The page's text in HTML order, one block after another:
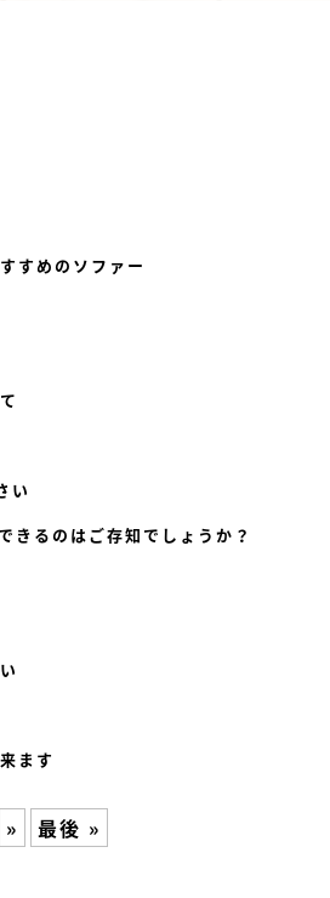
すめのソファー
い
きるのはご存知でしょうか？
ます
» 最後 »